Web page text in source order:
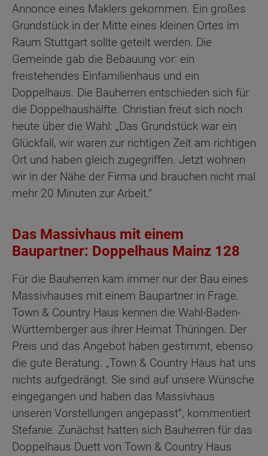
Annonce eines Maklers gekommen. Ein großes
Grundstück in der Mitte eines kleinen Ortes im
Raum Stuttgart sollte geteilt werden. Die
Gemeinde gab die Bebauung vor: ein
freistehendes Einfamilienhaus und ein
Doppelhaus. Die Bauherren entschieden sich für
die Doppelhaushälfte. Christian freut sich noch
heute über die Wahl: „Das Grundstück war ein
Glückfall, wir waren zur richtigen Zeit am richtigen
Ort und haben gleich zugegriffen. Jetzt wohnen
wir in der Nähe der Firma und brauchen nicht mal
mehr 20 Minuten zur Arbeit.“
Das Massivhaus mit einem
Baupartner: Doppelhaus Mainz 128
Für die Bauherren kam immer nur der Bau eines
Massivhauses mit einem Baupartner in Frage.
Town & Country Haus kennen die Wahl-Baden-
Württemberger aus ihrer Heimat Thüringen. Der
Preis und das Angebot haben gestimmt, ebenso
die gute Beratung. „Town & Country Haus hat uns
nichts aufgedrängt. Sie sind auf unsere Wünsche
eingegangen und haben das Massivhaus
unseren Vorstellungen angepasst“, kommentiert
Stefanie. Zunächst hatten sich Bauherren für das
Doppelhaus Duett von Town & Country Haus